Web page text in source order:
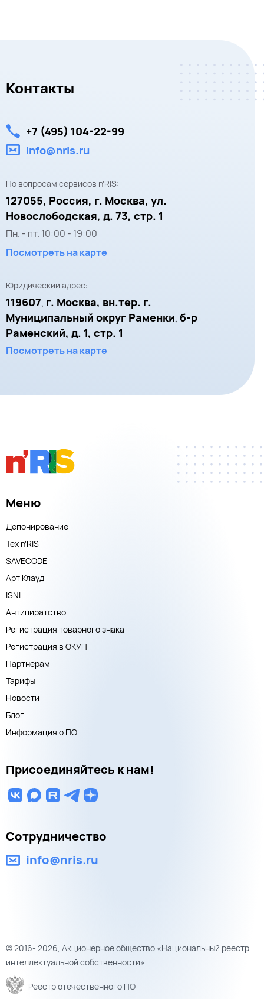
Контакты
+7 (495) 104-22-99
info@nris.ru
По вопросам сервисов n'RIS:
127055, Россия, г. Москва, ул.
Новослободская, д. 73, стр. 1
Пн. - пт. 10:00 - 19:00
Посмотреть на карте
Юридический адрес:
119607, г. Москва, вн.тер. г.
Муниципальный округ Раменки, б-р
Раменский, д. 1, стр. 1
Посмотреть на карте
Меню
Депонирование
Тех n'RIS
SAVECODE
Арт Клауд
ISNI
Антипиратство
Регистрация товарного знака
Регистрация в ОКУП
Партнерам
Тарифы
Новости
Блог
Информация о ПО
Присоединяйтесь к нам!
Сотрудничество
info@nris.ru
© 2016- 2026, Акционерное общество «Национальный реестр
интеллектуальной собственности»
Реестр отечественного ПО